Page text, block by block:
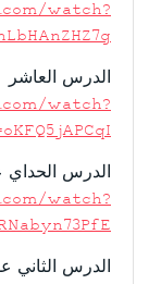
watch?
الدرس العاشر
watch?
الدرس الحداي
watch?
الدرس الثاني